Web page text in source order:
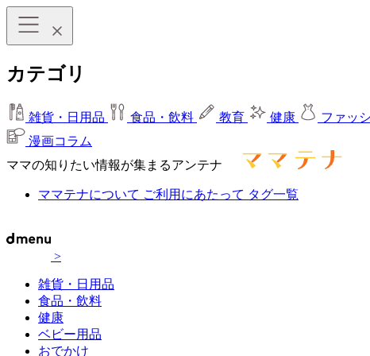
カテゴリ
雑貨・日用品 食品・飲料 教育 健康 ファッ
漫画コラム
ママの知りたい情報が集まるアンテナ
ママテナについて ご利用にあたって タグ一覧
>
雑貨・日用品
食品・飲料
健康
ベビー用品
おでかけ